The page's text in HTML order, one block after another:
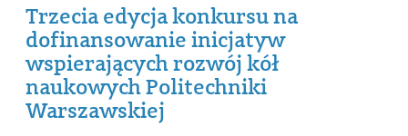
Trzecia edycja konkursu na
dofinansowanie inicjatyw
wspierających rozwój kół
naukowych Politechniki
Warszawskiej